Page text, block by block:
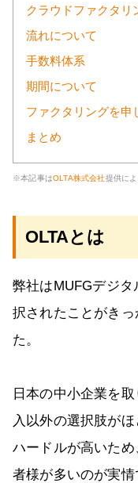
クラウドファクタリ
流れについて
手数料体系
期間について
ファクタリングを申
まとめ
※本記事はOLTA株式会社提供によ
OLTAとは
弊社はMUFGデジ
択されたことがき
た。
日本の中小企業を
入以外の選択肢が
ハードルが高いた
者様が多いのが実情